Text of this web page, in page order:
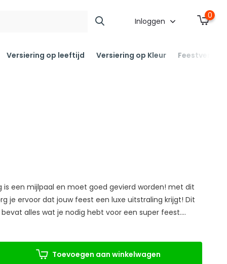
Inloggen
0
Versiering op leeftijd Versiering op Kleur
is een mijlpaal en moet goed gevierd worden! met dit
je ervoor dat jouw feest een luxe uitstraling krijgt! Dit
alles wat je nodig hebt voor een super feest....
Toevoegen aan winkelwagen